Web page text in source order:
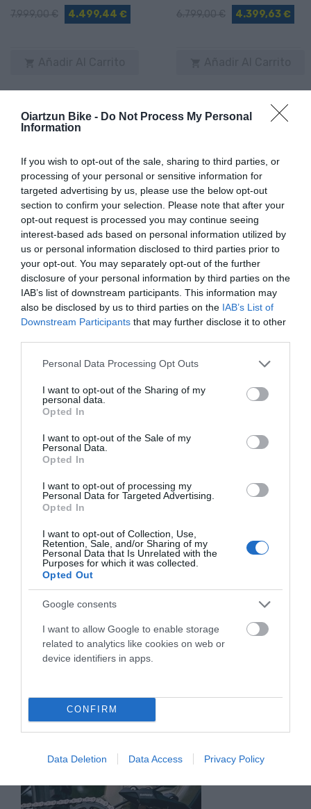
Oiartzun Bike - Do Not Process My Personal
Information
If you wish to opt-out of the sale, sharing to third parties, or
processing of your personal or sensitive information for
targeted advertising by us, please use the below opt-out
section to confirm your selection. Please note that after your
opt-out request is processed you may continue seeing
interest-based ads based on personal information utilized by
us or personal information disclosed to third parties prior to
your opt-out. You may separately opt-out of the further
disclosure of your personal information by third parties on the
IAB’s list of downstream participants. This information may
also be disclosed by us to third parties on the IAB’s List of
Downstream Participants that may further disclose it to other
Please note that this website/app uses one or more Google
not limited to your visit or usage behaviour. You may click to
grant or deny consent to Google and its third-party tags to
use your data for below specified purposes in below Google
consent section.
Personal Data Processing Opt Outs
I want to opt-out of the Sharing of my
personal data.
Opted In
I want to opt-out of the Sale of my
Personal Data.
Opted In
I want to opt-out of processing my
Personal Data for Targeted Advertising.
Opted In
I want to opt-out of Collection, Use,
Retention, Sale, and/or Sharing of my
Personal Data that Is Unrelated with the
Purposes for which it was collected.
Opted Out
Google consents
I want to allow Google to enable storage
related to analytics like cookies on web or
device identifiers in apps.
CONFIRM
Data Deletion Data Access Privacy Policy
4.499,44 €
Carbon de 2,650g de ...
4.399,63 €
cinemática del sistema de ...
ARTÍCULOS RELACIONADOS
LAVIANA ACOGERÁ EL CAMPEONATO DE ESPAÑA
Ya es oficial. La Comisión Delegada de la Real Federación
Leer Más
COMIENZA EL VERANO 2026: EL MOMENTO
Tanto si eres de los que aprovechan cualquier momento
para salir con la bicicleta de montaña, como si prefieres la...